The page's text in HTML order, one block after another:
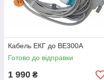
Кабель ЕКГ до BE300А
Готово до відправки
1 990 ₴